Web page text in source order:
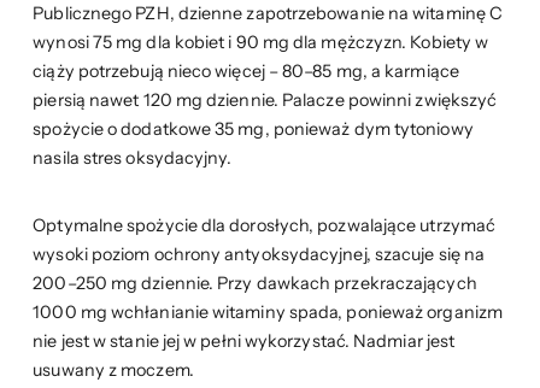
Publicznego PZH, dzienne zapotrzebowanie na witaminę C
wynosi 75 mg dla kobiet i 90 mg dla mężczyzn. Kobiety w
ciąży potrzebują nieco więcej – 80–85 mg, a karmiące
piersią nawet 120 mg dziennie. Palacze powinni zwiększyć
spożycie o dodatkowe 35 mg, ponieważ dym tytoniowy
nasila stres oksydacyjny.
Optymalne spożycie dla dorosłych, pozwalające utrzymać
wysoki poziom ochrony antyoksydacyjnej, szacuje się na
200–250 mg dziennie. Przy dawkach przekraczających
1000 mg wchłanianie witaminy spada, ponieważ organizm
nie jest w stanie jej w pełni wykorzystać. Nadmiar jest
usuwany z moczem.